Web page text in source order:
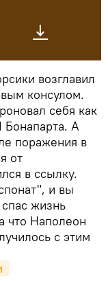
возглавил
консулом.
себя как
А
поражения в
от
в ссылку.
и вы
жизнь
что Наполеон
с этим